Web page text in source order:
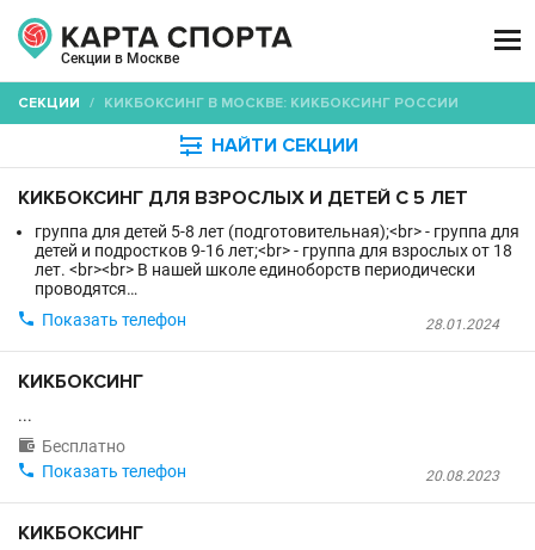
Секции в Москве

СЕКЦИИ / КИКБОКСИНГ В МОСКВЕ: КИКБОКСИНГ РОССИИ
 НАЙТИ СЕКЦИИ
КИКБОКСИНГ ДЛЯ ВЗРОСЛЫХ И ДЕТЕЙ С 5 ЛЕТ
группа для детей 5-8 лет (подготовительная);<br> - группа для
детей и подростков 9-16 лет;<br> - группа для взрослых от 18
лет. <br><br> В нашей школе единоборств периодически
проводятся…
28.01.2024
 Показать телефон
КИКБОКСИНГ
...
 Бесплатно
20.08.2023
 Показать телефон
КИКБОКСИНГ